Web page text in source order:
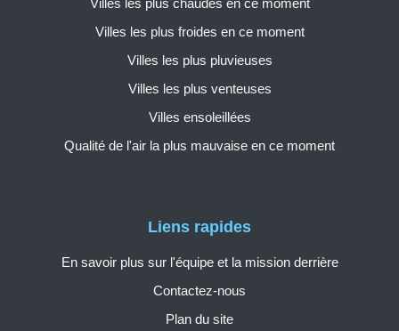
Liens rapides
En savoir plus sur l'équipe et la mission derrière
Contactez-nous
Plan du site
Villes les plus chaudes en ce moment
Villes les plus froides en ce moment
Villes les plus pluvieuses
Villes les plus venteuses
Villes ensoleillées
Qualité de l'air la plus mauvaise en ce moment